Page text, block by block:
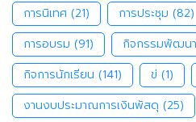
การนิเทศ (21) การประชุม (82)
การอบรม (91) กิจกรรมพัฒน
กิจการนักเรียน (141) ข่ (1)
งานงบประมาณการเงินพัสดุ (25)